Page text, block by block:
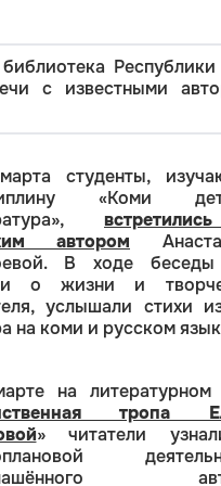
с известными
студенты,
«Коми
автором
В ходе
о жизни и
услышали стихи
на коми и русском
на литературном
тропа
» читатели